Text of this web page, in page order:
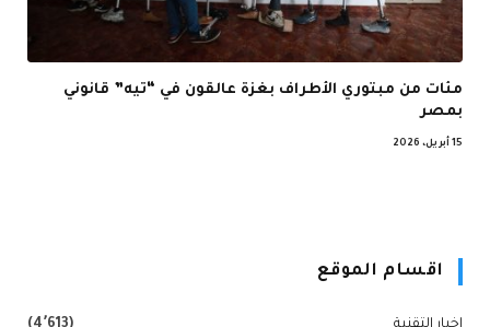
مئات من مبتوري الأطراف بغزة عالقون في “تيه” قانوني
بمصر
15 أبريل، 2026
اقسام الموقع